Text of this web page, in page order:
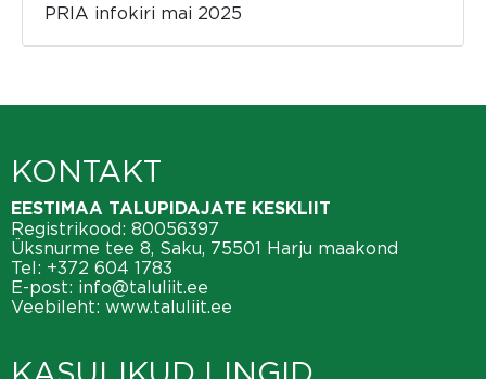
PRIA infokiri mai 2025
KONTAKT
EESTIMAA TALUPIDAJATE KESKLIIT
Registrikood: 80056397
Üksnurme tee 8, Saku, 75501 Harju maakond
Tel: +372 604 1783
E-post: info@taluliit.ee
Veebileht: www.taluliit.ee
KASULIKUD LINGID